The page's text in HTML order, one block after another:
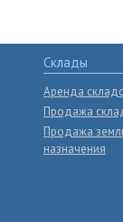
Склады
Аренда
Продажа
Продажа
назначения